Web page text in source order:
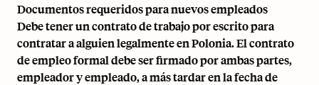
Documentos requeridos para nuevos empleados
Debe tener un contrato de trabajo por escrito para
contratar a alguien legalmente en Polonia. El contrato
de empleo formal debe ser firmado por ambas partes,
empleador y empleado, a más tardar en la fecha de